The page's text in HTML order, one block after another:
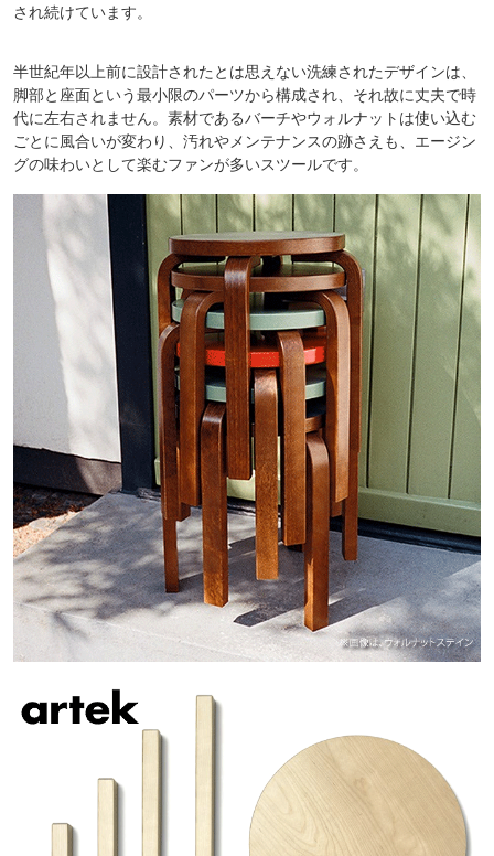
され続けています。
半世紀年以上前に設計されたとは思えない洗練されたデザインは、
脚部と座面という最小限のパーツから構成され、それ故に丈夫で時
代に左右されません。素材であるバーチやウォルナットは使い込む
ごとに風合いが変わり、汚れやメンテナンスの跡さえも、エージン
グの味わいとして楽むファンが多いスツールです。